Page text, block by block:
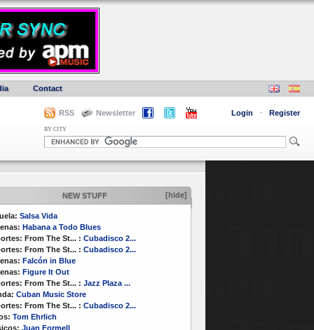
Contact
RSS Newsletter Login · Register
BY CITY
NEW STUFF [hide]
Salsa Vida
Habana a Todo Blues
From The St... : Cubadisco 2...
From The St... : Cubadisco 2...
Falcón in Blue
Figure It Out
From The St... : Jazz Plaza ...
Cuban Music Store
From The St... : Cubadisco 2...
Tom Ehrlich
Juan Formell